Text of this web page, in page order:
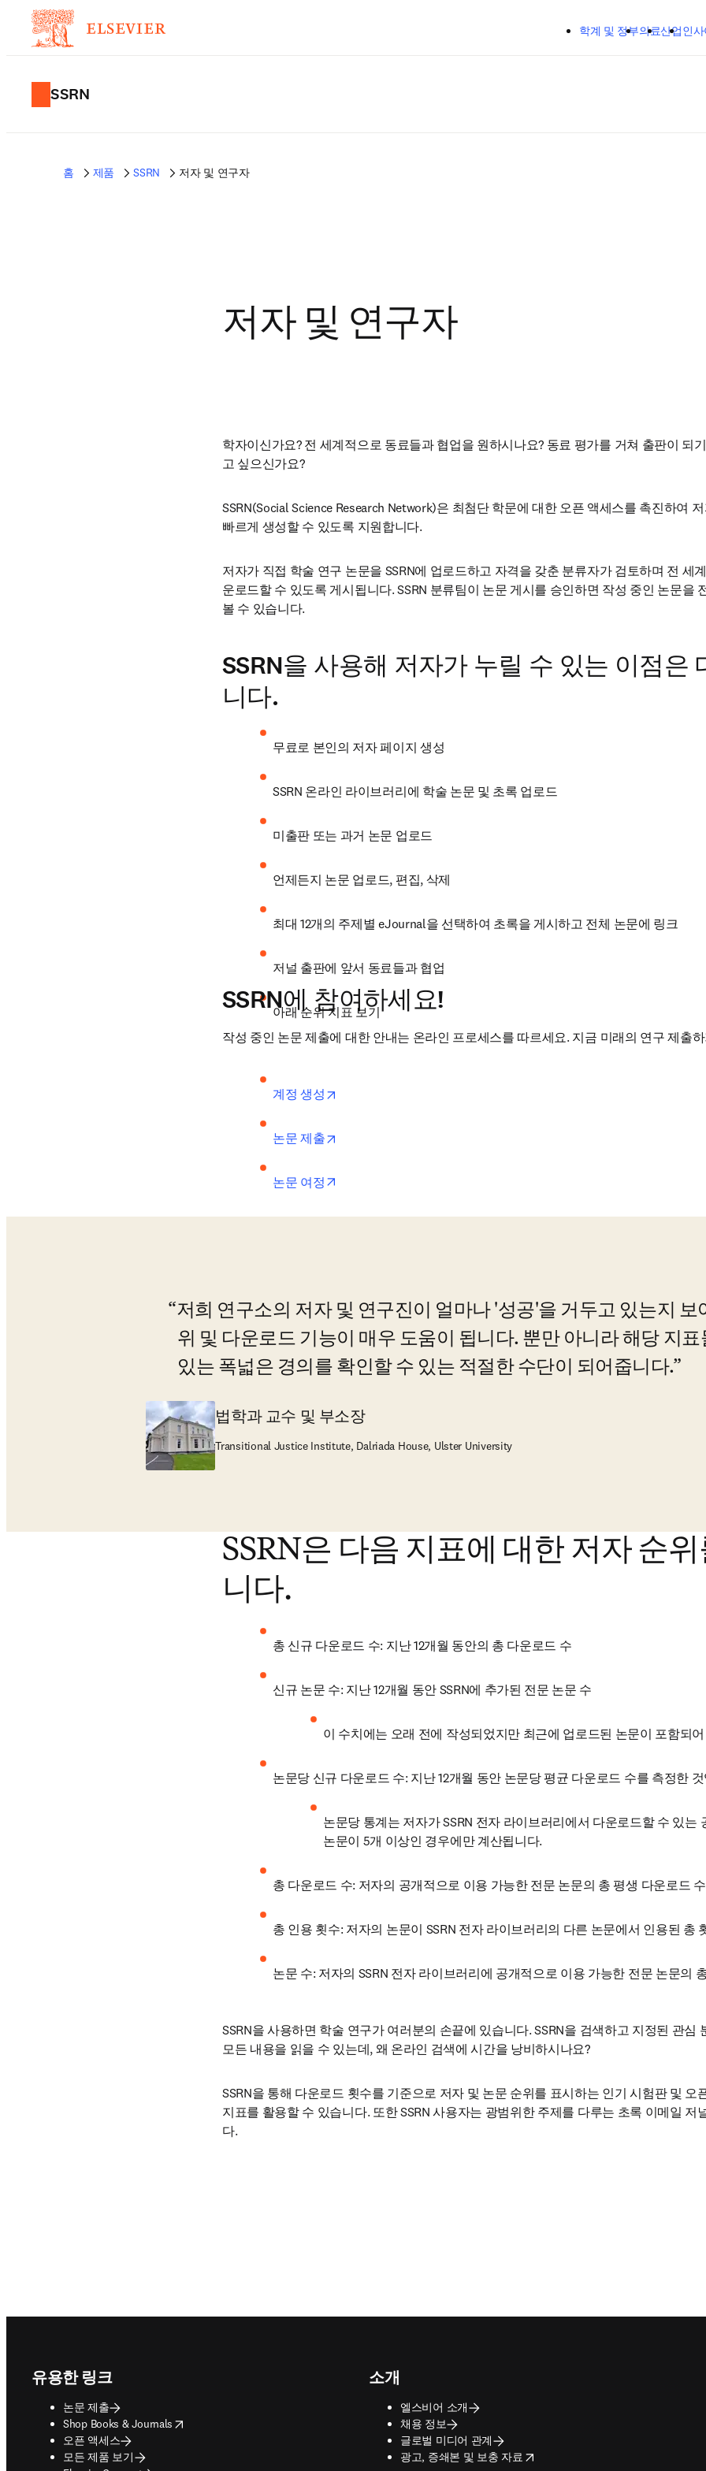
학계 및 정부의료산업인
SSRN
홈 제품 SSRN 저자 및 연구자
저자 및 연구자
학자이신가요? 전 세계적으로 동료들과 협업을 원하시나요? 동료 평가를 거쳐 출판이 되
고 싶으신가요?
SSRN(Social Science Research Network)은 최첨단 학문에 대한 오픈 액세스를 촉진하여
빠르게 생성할 수 있도록 지원합니다.
저자가 직접 학술 연구 논문을 SSRN에 업로드하고 자격을 갖춘 분류자가 검토하며 전 세
운로드할 수 있도록 게시됩니다. SSRN 분류팀이 논문 게시를 승인하면 작성 중인 논문을
볼 수 있습니다.
SSRN을 사용해 저자가 누릴 수 있는 이점은
니다.
무료로 본인의 저자 페이지 생성
SSRN 온라인 라이브러리에 학술 논문 및 초록 업로드
미출판 또는 과거 논문 업로드
언제든지 논문 업로드, 편집, 삭제
최대 12개의 주제별 eJournal을 선택하여 초록을 게시하고 전체 논문에 링크
저널 출판에 앞서 동료들과 협업
아래 순위 지표 보기
SSRN에 참여하세요!
작성 중인 논문 제출에 대한 안내는 온라인 프로세스를 따르세요. 지금 미래의 연구 제출
계정 생성
논문 제출
논문 여정
저희 연구소의 저자 및 연구진이 얼마나 '성공'을 거두고 있는지 보
위 및 다운로드 기능이 매우 도움이 됩니다. 뿐만 아니라 해당 지
있는 폭넓은 경의를 확인할 수 있는 적절한 수단이 되어줍니다.
법학과 교수 및 부소장
Transitional Justice Institute, Dalriada House, Ulster University
SSRN은 다음 지표에 대한 저자 순
니다.
총 신규 다운로드 수: 지난 12개월 동안의 총 다운로드 수
신규 논문 수: 지난 12개월 동안 SSRN에 추가된 전문 논문 수
이 수치에는 오래 전에 작성되었지만 최근에 업로드된 논문이 포함되
논문당 신규 다운로드 수: 지난 12개월 동안 논문당 평균 다운로드 수를 측정한
논문당 통계는 저자가 SSRN 전자 라이브러리에서 다운로드할 수 있는
논문이 5개 이상인 경우에만 계산됩니다.
총 다운로드 수: 저자의 공개적으로 이용 가능한 전문 논문의 총 평생 다운로드 수
총 인용 횟수: 저자의 논문이 SSRN 전자 라이브러리의 다른 논문에서 인용된 총
논문 수: 저자의 SSRN 전자 라이브러리에 공개적으로 이용 가능한 전문 논문의
SSRN을 사용하면 학술 연구가 여러분의 손끝에 있습니다. SSRN을 검색하고 지정된 관심
모든 내용을 읽을 수 있는데, 왜 온라인 검색에 시간을 낭비하시나요?
SSRN을 통해 다운로드 횟수를 기준으로 저자 및 논문 순위를 표시하는 인기 시험판 및 오
지표를 활용할 수 있습니다. 또한 SSRN 사용자는 광범위한 주제를 다루는 초록 이메일 저
다.
유용한 링크
논문 제출
Shop Books & Journals
opens in new tab/window
오픈 액세스
모든 제품 보기
소개
엘스비어 소개
채용 정보
글로벌 미디어 관계
광고, 증쇄본 및 보충 자료
opens in new tab/window